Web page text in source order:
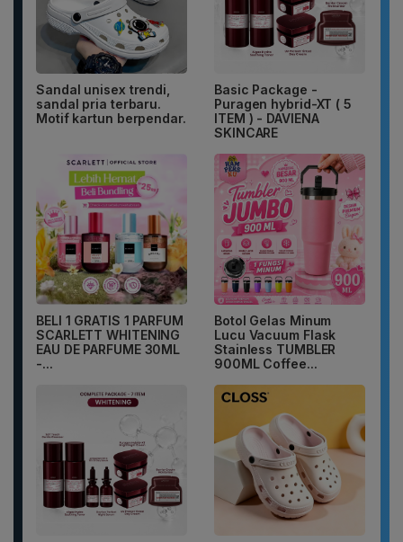
Sandal unisex trendi,
sandal pria terbaru.
Motif kartun berpendar.
Basic Package -
Puragen hybrid-XT ( 5
ITEM ) - DAVIENA
SKINCARE
BELI 1 GRATIS 1 PARFUM
SCARLETT WHITENING
EAU DE PARFUME 30ML
-...
Botol Gelas Minum
Lucu Vacuum Flask
Stainless TUMBLER
900ML Coffee...